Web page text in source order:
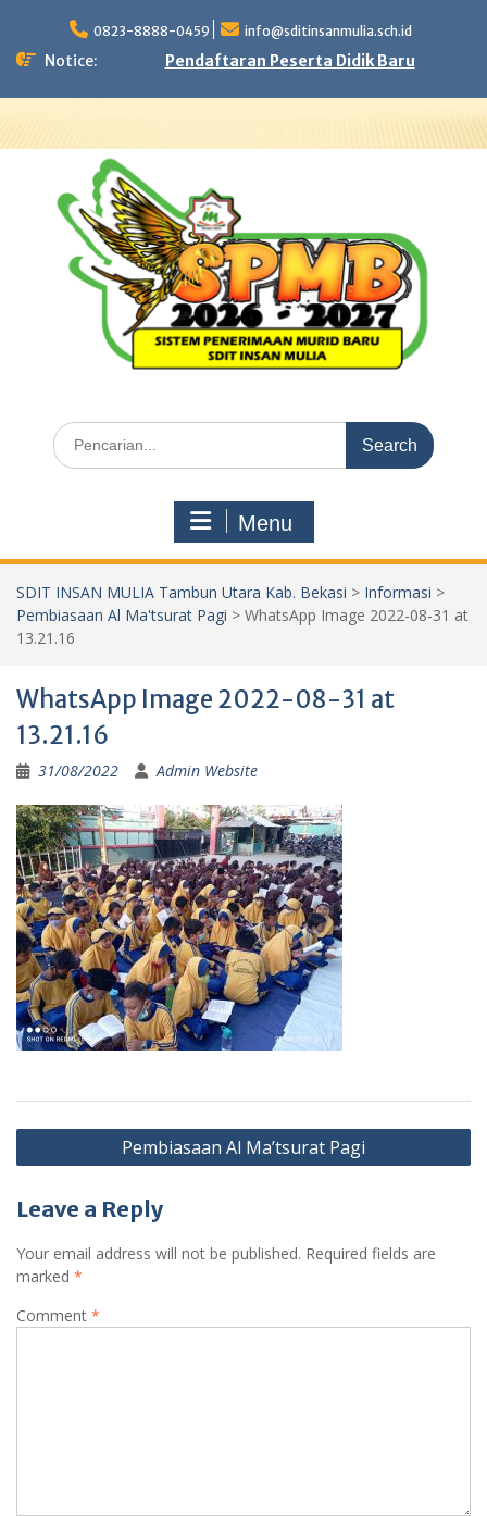
content
0823-8888-0459 info@sditinsanmulia.sch.id
Notice: Pendaftaran Peserta Didik Baru
Search
for:
Menu
SDIT INSAN MULIA Tambun Utara Kab. Bekasi > Informasi >
Pembiasaan Al Ma'tsurat Pagi > WhatsApp Image 2022-08-31 at
13.21.16
WhatsApp Image 2022-08-31 at
13.21.16
31/08/2022 Admin Website
Post
navigation
Pembiasaan Al Ma’tsurat Pagi
Leave a Reply
Your email address will not be published. Required fields are
marked *
Comment *